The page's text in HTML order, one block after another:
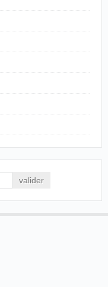
el
accesorios.